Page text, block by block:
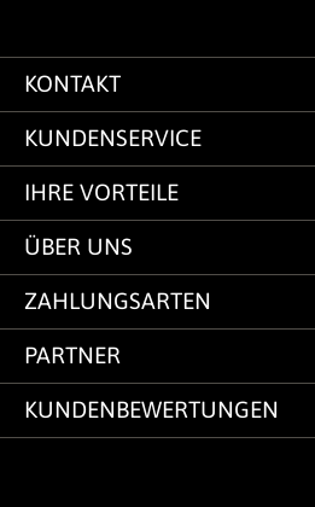
KONTAKT
KUNDENSERVICE
IHRE VORTEILE
ÜBER UNS
ZAHLUNGSARTEN
PARTNER
KUNDENBEWERTUNGEN